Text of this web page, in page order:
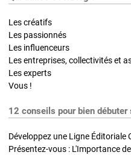
Les créatifs
Les passionnés
Les influenceurs
Les entreprises, collectivités et
Les experts
Vous !
12 conseils pour bien
Développez une Ligne Éditoriale
Présentez-vous : L'Importance